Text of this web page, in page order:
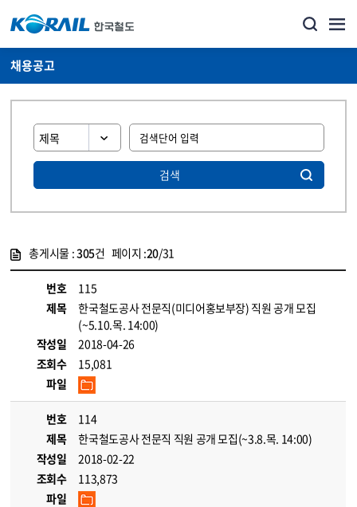
채용공고
검색
총게시물 :305건 페이지 :20/31
번호
115
제목
한국철도공사 전문직(미디어홍보부장) 직원 공개 모집
(~5.10.목. 14:00)
작성일
2018-04-26
조회수
15,081
파일
번호
114
제목
한국철도공사 전문직 직원 공개 모집(~3.8.목. 14:00)
작성일
2018-02-22
조회수
113,873
파일